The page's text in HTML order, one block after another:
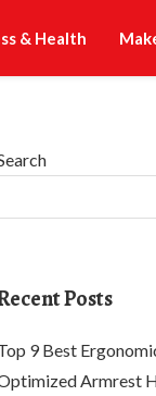
& Health
Posts
9 Best
Armrest